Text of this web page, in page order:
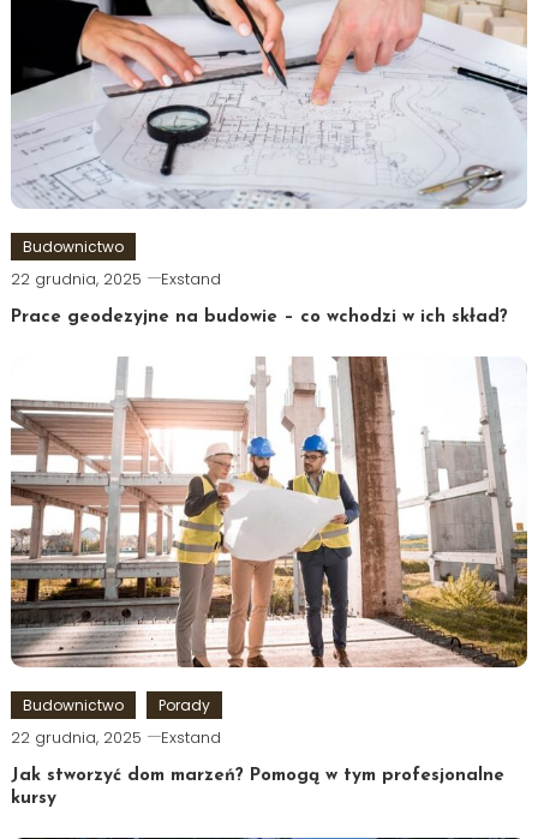
Budownictwo
22 grudnia, 2025 Exstand
Prace geodezyjne na budowie – co wchodzi w ich skład?
Budownictwo Porady
22 grudnia, 2025 Exstand
Jak stworzyć dom marzeń? Pomogą w tym profesjonalne
kursy